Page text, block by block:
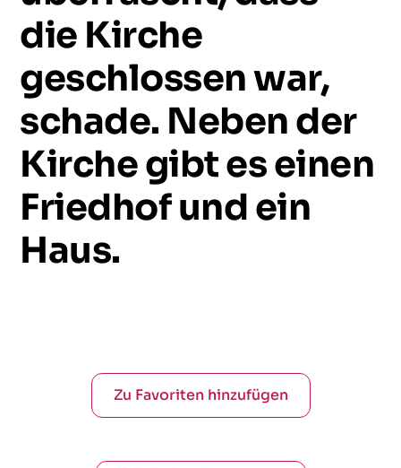
die Kirche
geschlossenwar,
schade. Nebender
Kirchegibteseinen
Friedhofundein
Haus.
Zu Favoriten hinzufügen